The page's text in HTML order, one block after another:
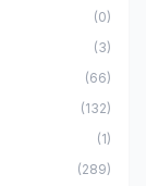
(0)
(3)
(66)
(132)
(1)
(289)